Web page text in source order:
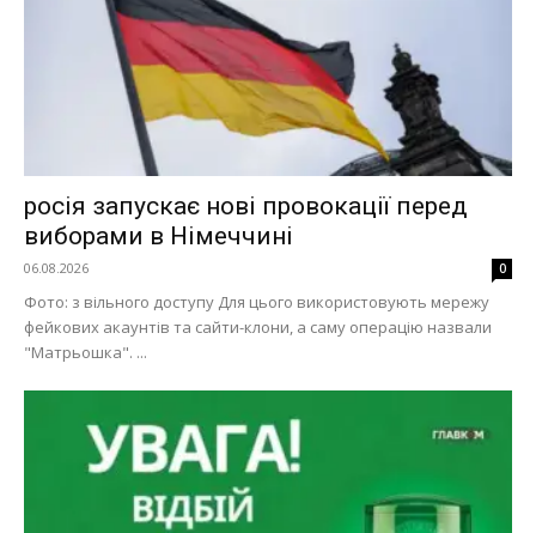
росія запускає нові провокації перед
виборами в Німеччині
06.08.2026 0
Фото: з вільного доступу Для цього використовують мережу
фейкових акаунтів та сайти-клони, а саму операцію назвали
"Матрьошка". ...